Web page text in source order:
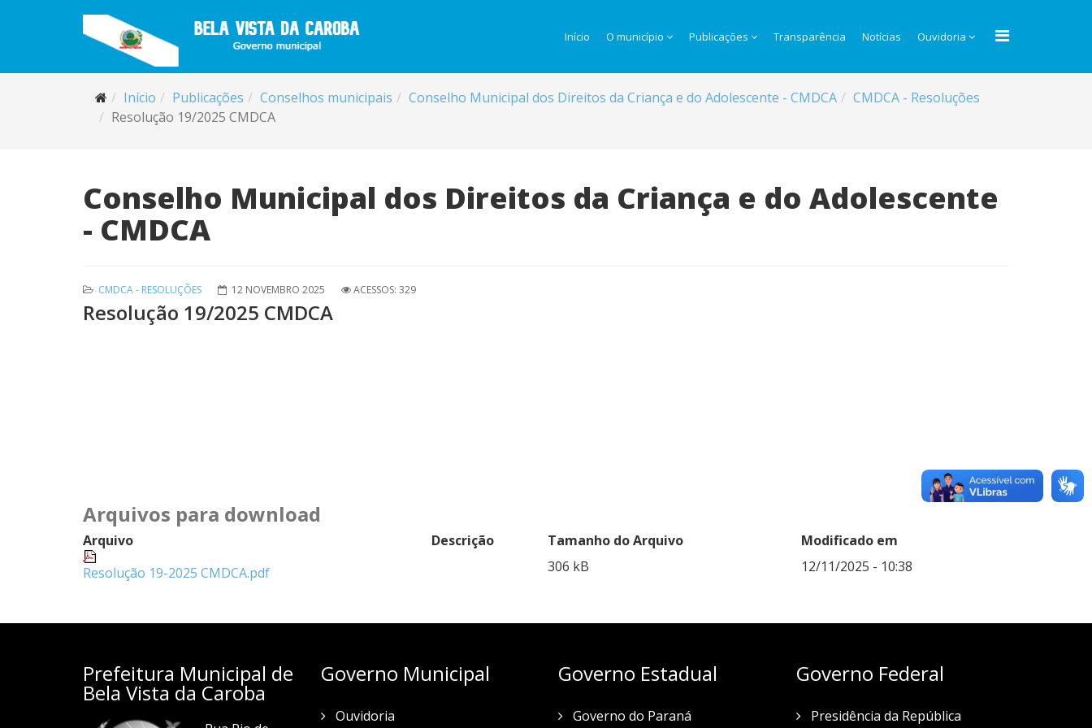
Início O município Publicações Transparência Notícias Ouvidoria
Início Publicações Conselhos municipais Conselho Municipal dos Direitos da Criança e do Adolescente - CMDCA
CMDCA - Resoluções
Resolução 19/2025 CMDCA
Conselho Municipal dos Direitos da Criança e do Adolescente
- CMDCA
CMDCA - RESOLUÇÕES 12 NOVEMBRO 2025 ACESSOS: 329
Resolução 19/2025 CMDCA
Arquivos para download
Arquivo Descrição Tamanho do Arquivo
Modificado em
Resolução 19-2025 CMDCA.pdf
306 kB 12/11/2025 - 10:38
Prefeitura Municipal de
Bela Vista da Caroba
Governo Municipal
Ouvidoria
Governo Estadual
Governo do Paraná
Governo Federal
Presidência da República